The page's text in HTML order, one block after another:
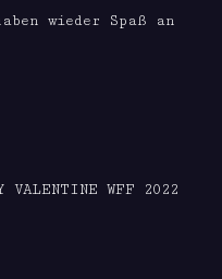
wieder Spaß an
VALENTINE WFF 2022